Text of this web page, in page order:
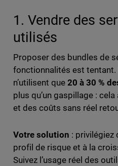
1. Vendre des
utilisés
Proposer des bundles de
fonctionnalités est
n’utilisent que 20 à 30 %
plus qu’un gaspillage :
et des coûts sans réel
Votre solution : privilégiez
profil de risque et à la
Suivez l’usage réel des